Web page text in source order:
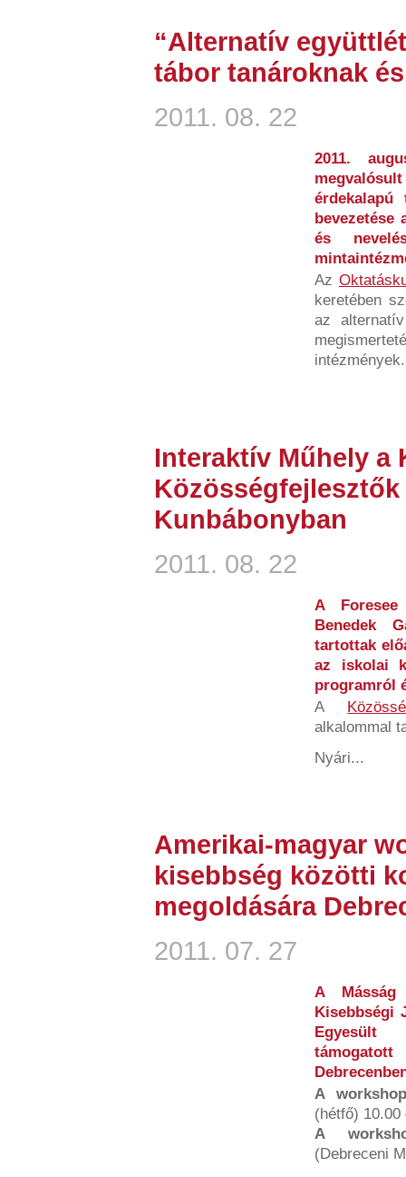
“Alternatív
tábor tanároknak
2011. 08. 22
2011.
érdekalapú
bevezetése
és
Az
keretében
az
Interaktív Műhely a
Kunbábonyban
2011. 08. 22
A
Benedek
tartottak
az iskolai
programról
A
alkalommal
Nyári...
Amerikai-magyar
kisebbség közötti
megoldására
2011. 07. 27
A
Kisebbségi
Egyesült
A
(hétfő) 10.00
A
(Debreceni